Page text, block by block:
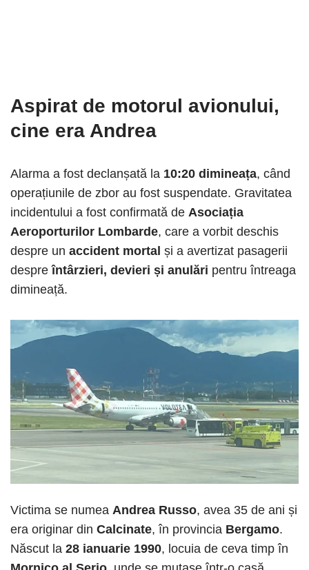
Aspirat de motorul avionului,
cine era Andrea
Alarma a fost declanșată la 10:20 dimineața, când
operațiunile de zbor au fost suspendate. Gravitatea
incidentului a fost confirmată de Asociația
Aeroporturilor Lombarde, care a vorbit deschis
despre un accident mortal și a avertizat pasagerii
despreîntârzieri, devieri și anulări pentru întreaga
dimineață.
Victima se numea Andrea Russo, avea 35 de ani și
era originar din Calcinate, în provincia Bergamo.
Născut la 28 ianuarie 1990, locuia de ceva timp în